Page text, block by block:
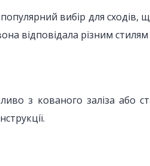
вибір для
відповідала різним
з кованого заліза або